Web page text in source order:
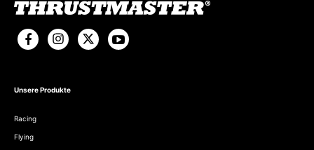
Unsere Produkte
Racing
Flying